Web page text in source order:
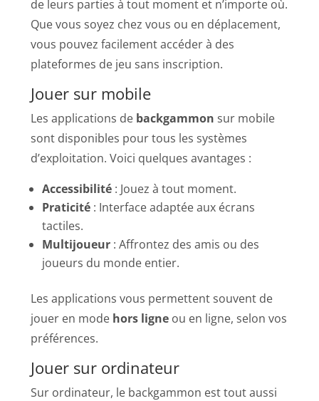
de leurs parties à tout moment et n’importe où.
Que vous soyez chez vous ou en déplacement,
vous pouvez facilement accéder à des
plateformes de jeu sans inscription.
Jouer sur mobile
Les applications de backgammon sur mobile
sont disponibles pour tous les systèmes
d’exploitation. Voici quelques avantages :
Accessibilité : Jouez à tout moment.
Praticité : Interface adaptée aux écrans
tactiles.
Multijoueur : Affrontez des amis ou des
joueurs du monde entier.
Les applications vous permettent souvent de
jouer en mode hors ligne ou en ligne, selon vos
préférences.
Jouer sur ordinateur
Sur ordinateur, le backgammon est tout aussi